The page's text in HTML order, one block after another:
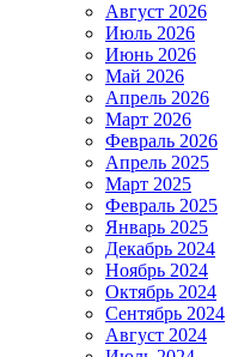
Август 2026
Июль 2026
Июнь 2026
Май 2026
Апрель 2026
Март 2026
Февраль 2026
Апрель 2025
Март 2025
Февраль 2025
Январь 2025
Декабрь 2024
Ноябрь 2024
Октябрь 2024
Сентябрь 2024
Август 2024